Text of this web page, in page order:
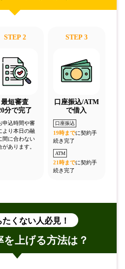
STEP 2
最短審査
分で完了
申込時間や審
より本日の融
間に合わない
があります。
STEP 3
口座振込/ATM
で借入
口座振込
19時までに契約手
続き完了
ATM
21時までに契約手
続き完了
くない人必見！
を上げる方法は？